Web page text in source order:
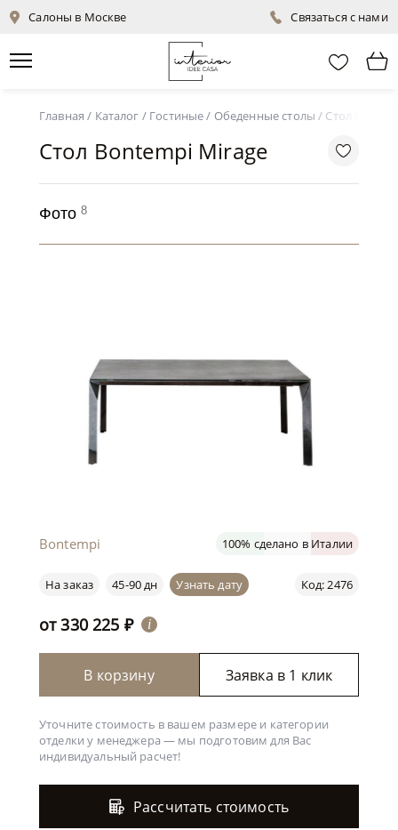
Салоны в Москве Связаться с нами
Главная / Каталог / Гостиные/ Обеденные столы / Стол
Стол Bontempi Mirage
Фото 8
Bontempi 100% сделано в Италии
Код: 2476
На заказ 45-90 дн Узнать дату
от330 225 ₽ i
В корзину Заявка в 1 клик
Уточните стоимость в вашем размере и категории
отделки у менеджера — мы подготовим для Вас
индивидуальный расчет!
Рассчитать стоимость